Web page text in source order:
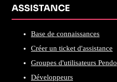
ASSISTANCE
Base de connaissances
Créer un ticket d'assistance
Groupes d'utilisateurs Pendo
Développeurs